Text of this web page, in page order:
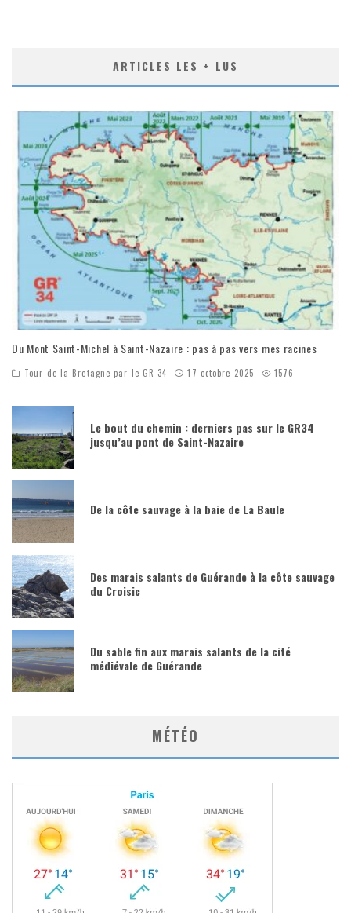
ARTICLES LES + LUS
Du Mont Saint-Michel à Saint-Nazaire : pas à pas vers mes racines
Tour de la Bretagne par le GR 34 17 octobre 2025 1576
Le bout du chemin : derniers pas sur le GR34
jusqu’au pont de Saint-Nazaire
De la côte sauvage à la baie de La Baule
Des marais salants de Guérande à la côte sauvage
du Croisic
Du sable fin aux marais salants de la cité
médiévale de Guérande
MÉTÉO